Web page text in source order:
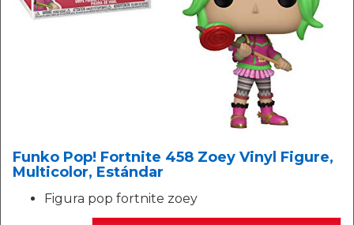
Funko Pop! Fortnite 458 Zoey Vinyl Figure,
Multicolor, Estándar
Figura pop fortnite zoey